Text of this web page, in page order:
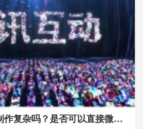
大屏幕启动仪式制作复杂吗？是否可以直接微信扫码参与